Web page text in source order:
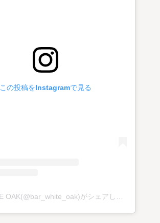
この投稿をInstagramで見る
BAR WHITE OAK(@bar_white_oak)がシェアした投稿